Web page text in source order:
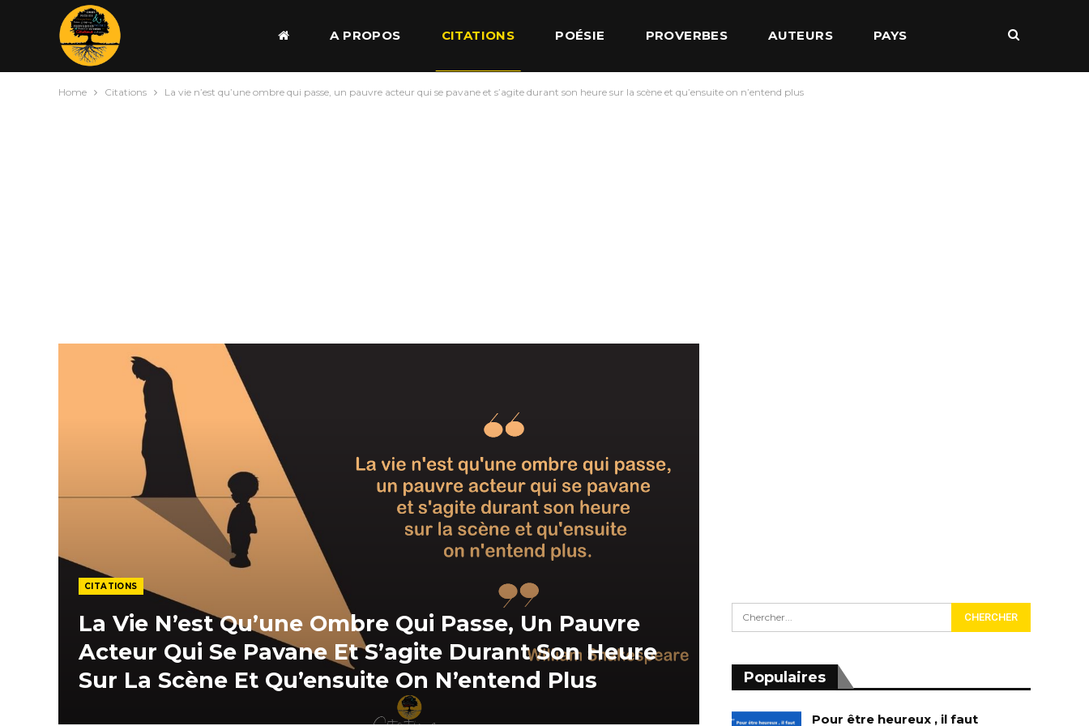
A PROPOS CITATIONS POÉSIE PROVERBES AUTEURS PAYS
Home Citations La vie n’est qu’une ombre qui passe, un pauvre acteur qui se pavane et s’agite durant son heure sur la scène et qu’ensuite on n’entend plus
CITATIONS
La Vie N’est Qu’une Ombre Qui Passe, Un Pauvre
Acteur Qui Se Pavane Et S’agite Durant Son Heure
Sur La Scène Et Qu’ensuite On N’entend Plus
Populaires
Pour être heureux , il faut